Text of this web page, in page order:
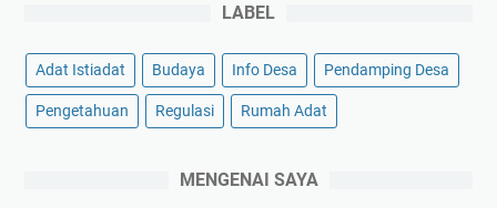
LABEL
Adat Istiadat Budaya Info Desa Pendamping Desa
Pengetahuan Regulasi Rumah Adat
MENGENAI SAYA